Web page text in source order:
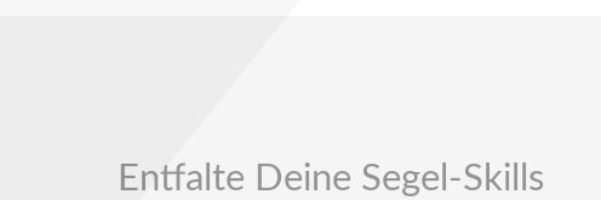
Entfalte Deine Segel-Skills